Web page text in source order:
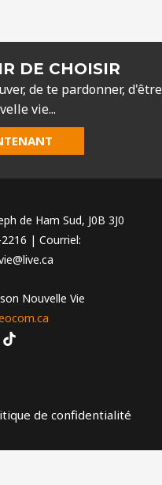
DE CHOISIR
de te pardonner, d'être
vie...
de Ham Sud, J0B 3J0
| Courriel:
Nouvelle Vie
de confidentialité